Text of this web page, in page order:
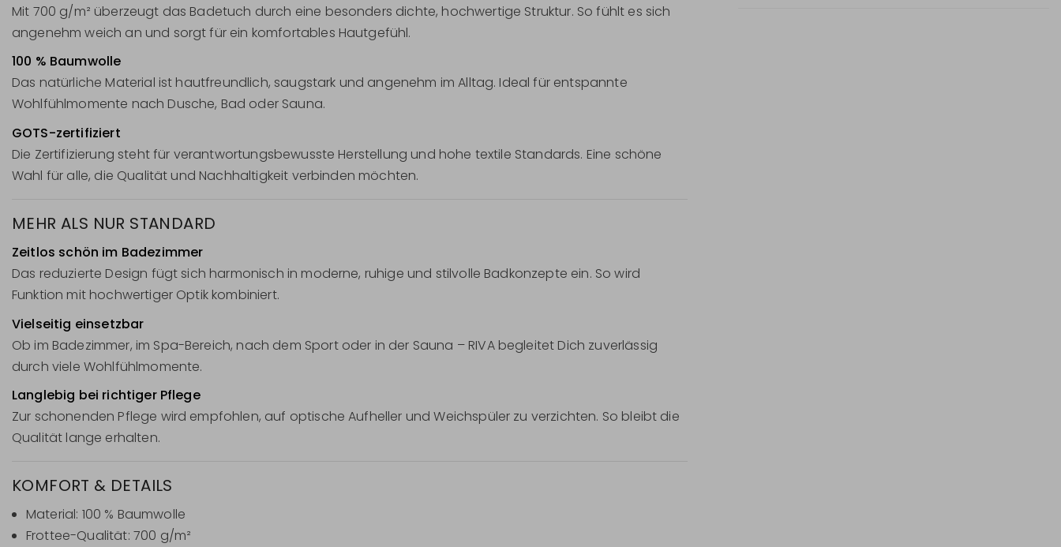
Mit 700 g/m² überzeugt das Badetuch durch eine besonders dichte, hochwertige Struktur. So fühlt es sich
angenehm weich an und sorgt für ein komfortables Hautgefühl.
100 % Baumwolle
Das natürliche Material ist hautfreundlich, saugstark und angenehm im Alltag. Ideal für entspannte
Wohlfühlmomente nach Dusche, Bad oder Sauna.
GOTS-zertifiziert
Die Zertifizierung steht für verantwortungsbewusste Herstellung und hohe textile Standards. Eine schöne
Wahl für alle, die Qualität und Nachhaltigkeit verbinden möchten.
MEHR ALS NUR STANDARD
Zeitlos schön im Badezimmer
Das reduzierte Design fügt sich harmonisch in moderne, ruhige und stilvolle Badkonzepte ein. So wird
Funktion mit hochwertiger Optik kombiniert.
Vielseitig einsetzbar
Ob im Badezimmer, im Spa-Bereich, nach dem Sport oder in der Sauna – RIVA begleitet Dich zuverlässig
durch viele Wohlfühlmomente.
Langlebig bei richtiger Pflege
Zur schonenden Pflege wird empfohlen, auf optische Aufheller und Weichspüler zu verzichten. So bleibt die
Qualität lange erhalten.
KOMFORT & DETAILS
Material: 100 % Baumwolle
Frottee-Qualität: 700 g/m²